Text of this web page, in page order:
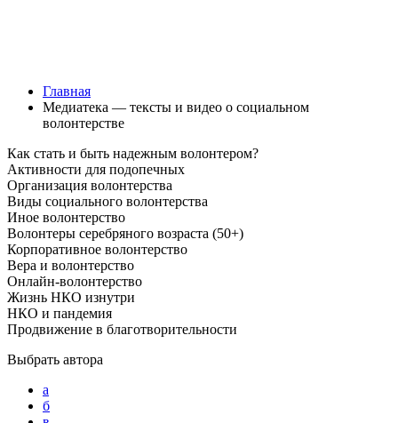
Главная
Медиатека — тексты и видео о социальном
волонтерстве
Как стать и быть надежным волонтером?
Активности для подопечных
Организация волонтерства
Виды социального волонтерства
Иное волонтерство
Волонтеры серебряного возраста (50+)
Корпоративное волонтерство
Вера и волонтерство
Онлайн-волонтерство
Жизнь НКО изнутри
НКО и пандемия
Продвижение в благотворительности
Выбрать автора
а
б